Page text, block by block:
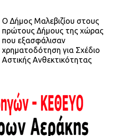
Ο Δήμος Μαλεβιζίου στους
πρώτους Δήμους της χώρας
που εξασφάλισαν
χρηματοδότηση για Σχέδιο
Αστικής Ανθεκτικότητας